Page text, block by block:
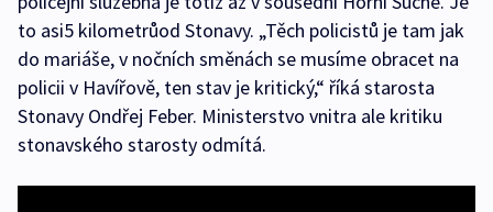
to asi5 kilometrůod Stonavy. „Těch policistů je tam jak
do mariáše, v nočních směnách se musíme obracet na
policii v Havířově, ten stav je kritický,“ říká starosta
Stonavy Ondřej Feber. Ministerstvo vnitra ale kritiku
stonavského starosty odmítá.